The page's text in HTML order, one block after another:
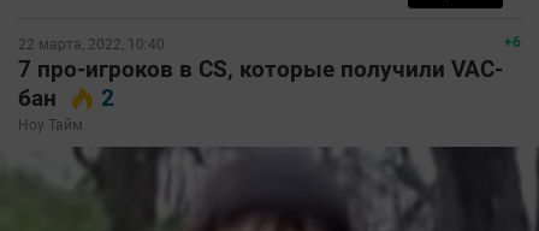
+6
22 марта, 2022, 10:40
7 про-игроков в CS, которые получили VAC-
бан
2
Ноу Тайм